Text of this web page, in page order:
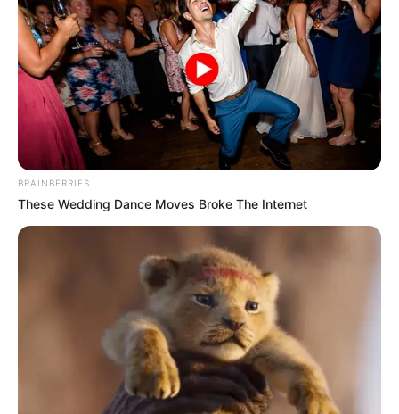
BRAINBERRIES
These Wedding Dance Moves Broke The Internet